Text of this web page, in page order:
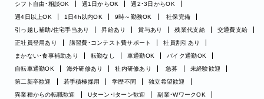
シフト自由・相談OK
週1日からOK
週2・3日からOK
週4日以上OK
1日4h以内OK 9時～勤務OK
社保完備
引っ越し補助/住宅手当あり
昇給あり 賞与あり 残業代支給
交通費支給
正社員登用あり
講習費・コンテスト費サポート
社員割引あり
まかない・食事補助あり
転勤なし 車通勤OK
バイク通勤OK
自転車通勤OK
海外研修あり 社内研修あり 急募
未経験歓迎
第二新卒歓迎
若手積極採用 学歴不問
独立希望歓迎
異業種からの転職歓迎
Uターン・Iターン歓迎
副業・WワークOK